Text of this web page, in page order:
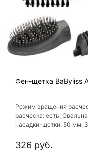
Фен-щетка BaByliss
Режим вращения
расческа: есть;
насадки-щетки: 50 мм,
326 руб.